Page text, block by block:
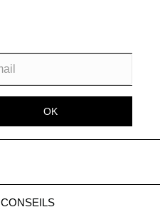
OK
CONSEILS